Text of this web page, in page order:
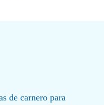
de carnero para